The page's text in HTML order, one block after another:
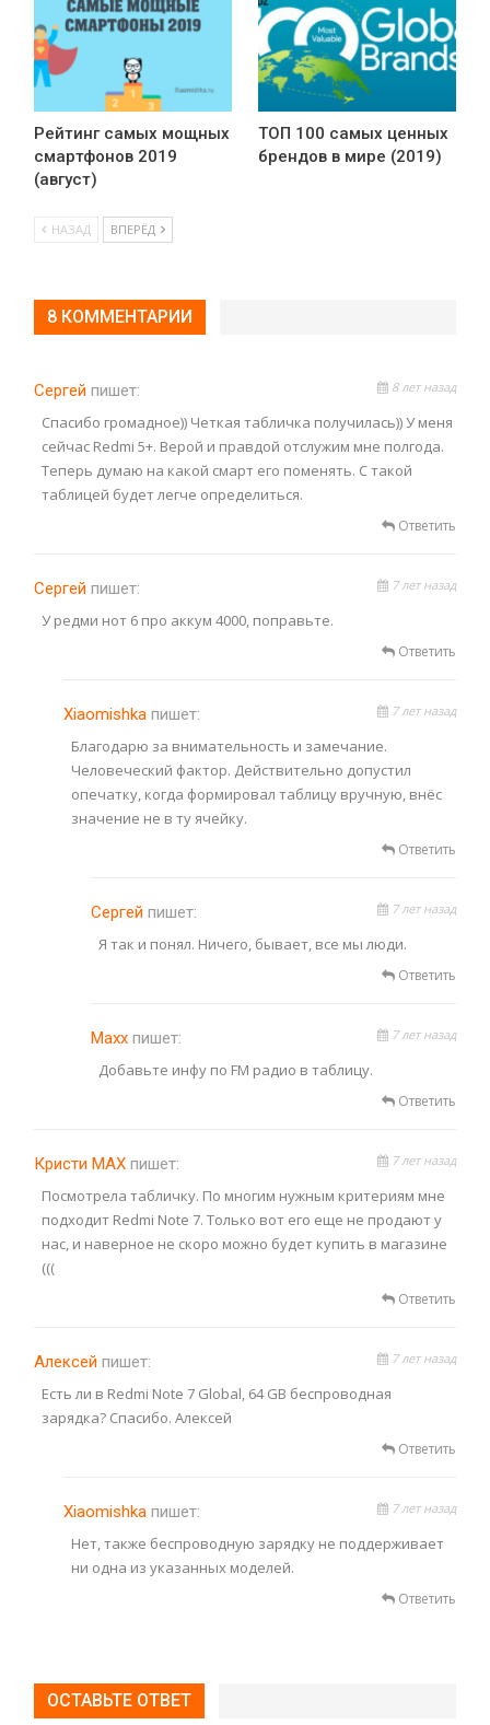
Рейтинг самых мощных
смартфонов 2019
(август)
ТОП 100 самых ценных
брендов в мире (2019)
НАЗАД ВПЕРЁД
8 КОММЕНТАРИИ
Сергей пишет: 8 лет назад
Спасибо громадное)) Четкая табличка получилась)) У меня
сейчас Redmi 5+. Верой и правдой отслужим мне полгода.
Теперь думаю на какой смарт его поменять. С такой
таблицей будет легче определиться.
Ответить
Сергей пишет: 7 лет назад
У редми нот 6 про аккум 4000, поправьте.
Ответить
Xiaomishkaпишет: 7 лет назад
Благодарю за внимательность и замечание.
Человеческий фактор. Действительно допустил
опечатку, когда формировал таблицу вручную, внёс
значение не в ту ячейку.
Ответить
Сергейпишет: 7 лет назад
Я так и понял. Ничего, бывает, все мы люди.
Ответить
Маххпишет: 7 лет назад
Добавьте инфу по FM радио в таблицу.
Ответить
Кристи MAX пишет: 7 лет назад
Посмотрела табличку. По многим нужным критериям мне
подходит Redmi Note 7. Только вот его еще не продают у
нас, и наверное не скоро можно будет купить в магазине
(((
Ответить
Алексей пишет: 7 лет назад
Есть ли в Redmi Note 7 Global, 64 GB беспроводная
зарядка? Спасибо. Алексей
Ответить
Xiaomishkaпишет: 7 лет назад
Нет, также беспроводную зарядку не поддерживает
ни одна из указанных моделей.
Ответить
ОСТАВЬТЕ ОТВЕТ